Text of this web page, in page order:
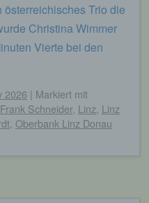
Trio die
Christina Wimmer
Vierte bei den
2026 | Markiert mit
Frank Schneider, Linz Linz
Oberbank Linz Donau